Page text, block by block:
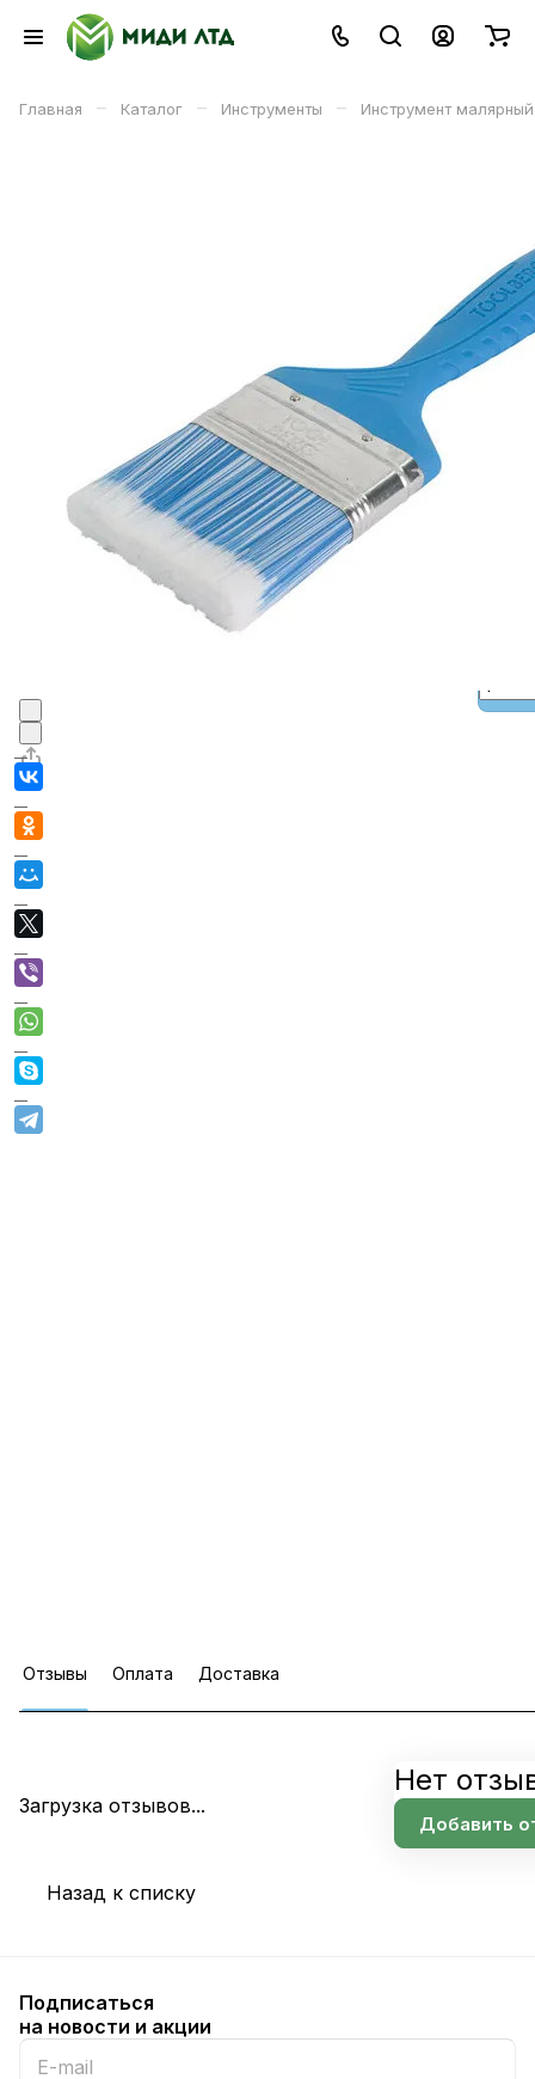
Главная – Каталог – Инструменты – Инструмент
Отзывы Оплата Доставка
Загрузка отзывов...
Нет
Добавить
Назад к списку
Подписаться
на новости и акции